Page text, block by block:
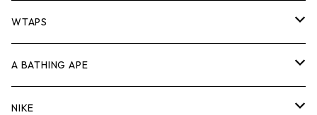
パンツ
キャップ・ハット
バッグ
ジャケット
パンツ
キャップ・ハット
シャツ
ジャケット
パンツ
スウェット/ニット
シャツ
ジャケット
ロンTEE
スウェット/ニット
シャツ
Tシャツ
ロンT
スウェット/ニット
WTAPS
Tシャツ
ロンTEE
A BATHING APE
Tシャツ
NIKE